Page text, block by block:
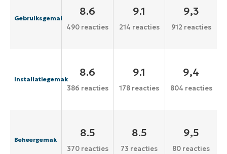
Gebruiksgemak
8.6
490 reacties
9.1
214 reacties
9,3
912 reacties
Installatiegemak
8.6
386 reacties
9.1
178 reacties
9,4
804 reacties
Beheergemak
8.5
370 reacties
8.5
73 reacties
9,5
80 reacties